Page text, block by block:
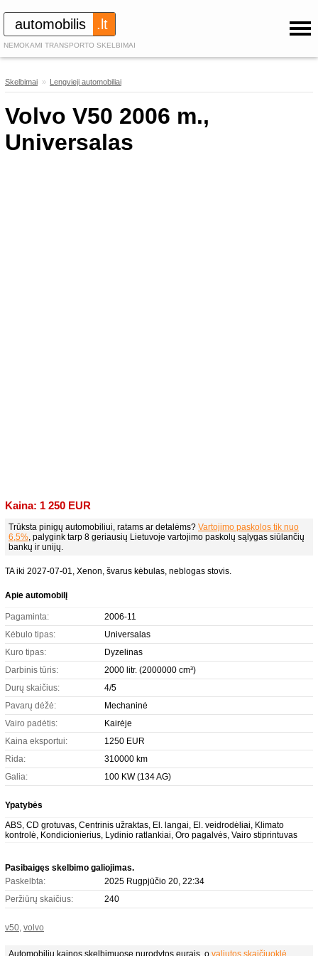
automobilis .lt
NEMOKAMI TRANSPORTO SKELBIMAI
Skelbimai » Lengvieji automobiliai
Volvo V50 2006 m.,
Universalas
Kaina: 1 250 EUR
Trūksta pinigų automobiliui, ratams ar detalėms? Vartojimo paskolos tik nuo
6,5%, palygink tarp 8 geriausių Lietuvoje vartojimo paskolų sąlygas siūlančių
bankų ir unijų.
TA iki 2027-07-01, Xenon, švarus kėbulas, neblogas stovis.
Apie automobilį
Pagaminta:
2006-11
Kėbulo tipas:
Universalas
Kuro tipas:
Dyzelinas
Darbinis tūris:
2000 litr. (2000000 cm³)
Durų skaičius:
4/5
Pavarų dėžė:
Mechaninė
Vairo padėtis:
Kairėje
Kaina eksportui:
1250 EUR
Rida:
310000 km
Galia:
100 KW (134 AG)
Ypatybės
ABS, CD grotuvas, Centrinis užraktas, El. langai, El. veidrodėliai, Klimato
kontrolė, Kondicionierius, Lydinio ratlankiai, Oro pagalvės, Vairo stiprintuvas
Pasibaigęs skelbimo galiojimas.
Paskelbta:
2025 Rugpjūčio 20, 22:34
Peržiūrų skaičius:
240
v50, volvo
Automobilių kainos skelbimuose nurodytos eurais, o valiutos skaičiuoklė